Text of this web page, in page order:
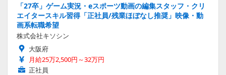
「27卒」ゲーム実況・eスポーツ動画の編集スタッフ・クリ
エイタースキル習得「正社員/残業ほぼなし推奨」映像・動
画系転職希望
株式会社キソシン
大阪府
月給25万2,500円～32万円
正社員